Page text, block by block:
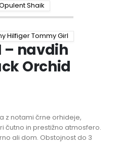
Shaik
Hilfiger Tommy Girl
– navdih
Orchid
z notami črne orhideje,
čutno in prestižno atmosfero.
ali dom. Obstojnost do 3